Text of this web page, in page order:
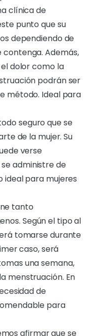
clínica de
punto que su
dependiendo de
Además,
dolor como la
podrán ser
método. Ideal para
seguro que se
de la mujer. Su
verse
administre de
ideal para mujeres
tanto
Según el tipo al
tomarse durante
caso, será
una semana,
menstruación. En
de
para
afirmar que se